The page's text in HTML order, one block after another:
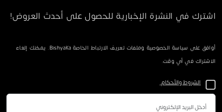
اشترك في النشرة الإخبارية للحصول على أحدث العروض!
أوافق على سياسة الخصوصية وملفات تعريف الارتباط الخاصة Bishyaka. يمكنك إلغاء
الاشتراك في أي وقت.
الشروط والأحكام.